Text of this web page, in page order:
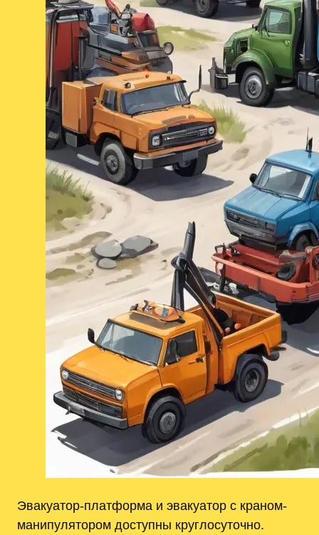
Эвакуатор-платформа и эвакуатор с краном-
манипулятором доступны круглосуточно.